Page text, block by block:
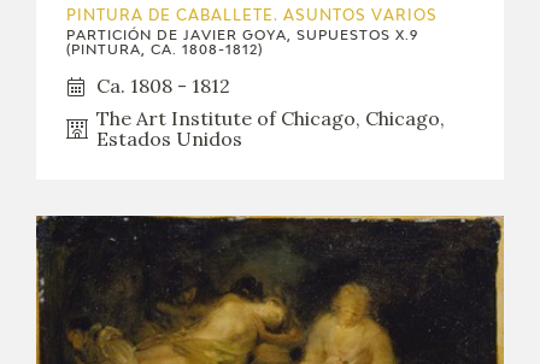
PINTURA DE CABALLETE. ASUNTOS VARIOS
PARTICIÓN DE JAVIER GOYA, SUPUESTOS X.9
(PINTURA, CA. 1808-1812)
Ca. 1808 - 1812
The Art Institute of Chicago, Chicago,
Estados Unidos